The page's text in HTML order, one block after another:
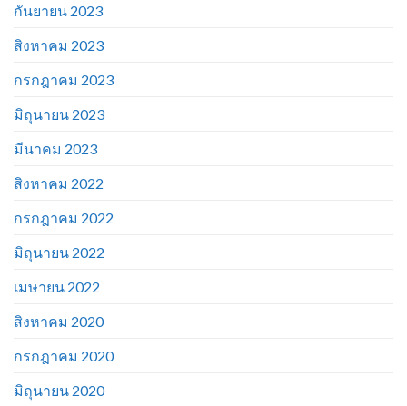
กันยายน 2023
สิงหาคม 2023
กรกฎาคม 2023
มิถุนายน 2023
มีนาคม 2023
สิงหาคม 2022
กรกฎาคม 2022
มิถุนายน 2022
เมษายน 2022
สิงหาคม 2020
กรกฎาคม 2020
มิถุนายน 2020